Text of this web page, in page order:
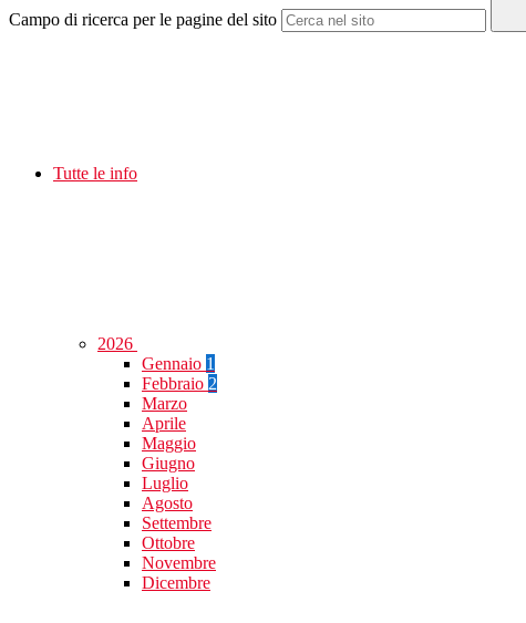
Campo di ricerca per le pagine del sito
Tutte le info
2026
Gennaio 1
Febbraio 2
Marzo
Aprile
Maggio
Giugno
Luglio
Agosto
Settembre
Ottobre
Novembre
Dicembre